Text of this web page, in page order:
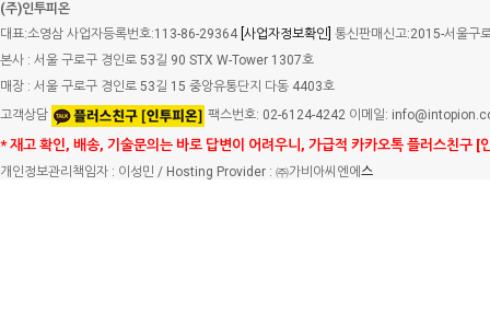
(주)인투피온
대표:소영삼 사업자등록번호:113-86-29364 [사업자정보확인] 통신판매신고:2015-서울구
본사 : 서울 구로구 경인로 53길 90 STX W-Tower 1307호
매장 : 서울 구로구 경인로 53길 15 중앙유통단지 다동 4403호
고객상담
팩스번호: 02-6124-4242 이메일:
* 재고 확인, 배송, 기술문의는 바로 답변이 어려우니, 가급적 카카오톡 플러스친구 [
개인정보관리책임자 : 이성민 / Hosting Provider : ㈜가비아씨엔에 스